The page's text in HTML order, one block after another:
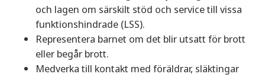
och lagen om särskilt stöd och service till vissa
funktionshindrade (LSS).
Representera barnet om det blir utsatt för brott
eller begår brott.
Medverka till kontakt med föräldrar, släktingar